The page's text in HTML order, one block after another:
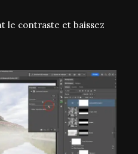
le contraste et baissez